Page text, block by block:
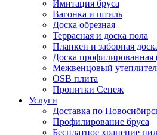
Имитация бруса
Вагонка и штиль
Доска обрезная
Террасная и доска пола
Планкен и заборная
Доска
Межвенцовый
OSB плита
Пропитки Сенеж
Услуги
Доставка по
Профилирование бруса
Бесплатное хранение